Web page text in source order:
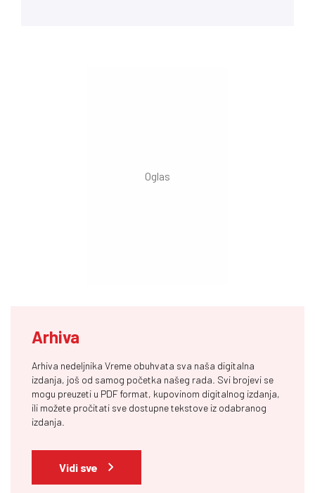
Arhiva
Arhiva nedeljnika Vreme obuhvata sva naša digitalna
izdanja, još od samog početka našeg rada. Svi brojevi se
mogu preuzeti u PDF format, kupovinom digitalnog izdanja,
ili možete pročitati sve dostupne tekstove iz odabranog
izdanja.
Vidi sve